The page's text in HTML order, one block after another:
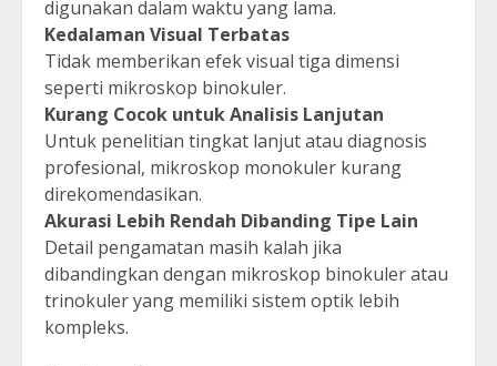
digunakan dalam waktu yang lama.
Kedalaman Visual Terbatas
Tidak memberikan efek visual tiga dimensi
seperti mikroskop binokuler.
Kurang Cocok untuk Analisis Lanjutan
Untuk penelitian tingkat lanjut atau diagnosis
profesional, mikroskop monokuler kurang
direkomendasikan.
Akurasi Lebih Rendah Dibanding Tipe Lain
Detail pengamatan masih kalah jika
dibandingkan dengan mikroskop binokuler atau
trinokuler yang memiliki sistem optik lebih
kompleks.